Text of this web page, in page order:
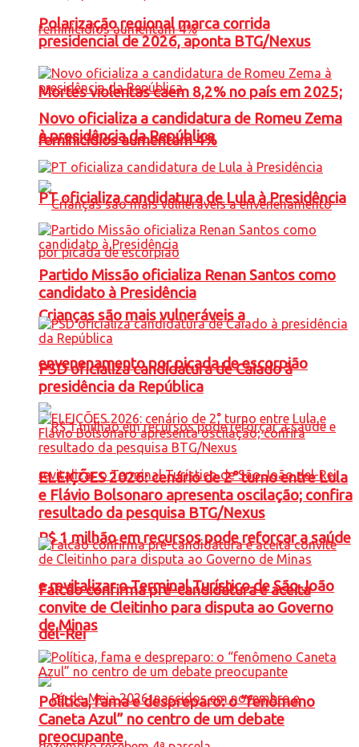
Mortes violentas caem 8,2% no país em 2025;
feminicídios aumentam 4%
Crianças são mais vulneráveis a
envenenamento por picada de escorpião
R$ 1 milhão em recursos pode reforçar a saúde
e revitalizar o Terminal Turístico de São João
del-Rei
Polarização regional marca corrida
presidencial de 2026, aponta BTG/Nexus
Novo oficializa a candidatura de Romeu Zema
à presidência da República
PT oficializa candidatura de Lula à Presidência
Partido Missão oficializa Renan Santos como
candidato à Presidência
PSD oficializa candidatura de Caiado à
presidência da República
ELEIÇÕES 2026: cenário de 2° turno entre Lula
e Flávio Bolsonaro apresenta oscilação; confira
resultado da pesquisa BTG/Nexus
Falcão confirma pré-candidatura e aceita
convite de Cleitinho para disputa ao Governo
de Minas
Política, fama e despreparo: o “fenômeno
Caneta Azul” no centro de um debate
preocupante